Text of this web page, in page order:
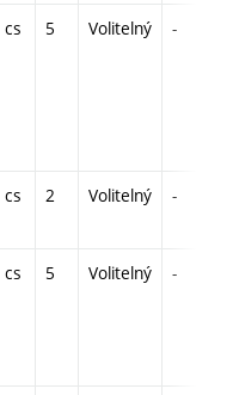
cs 5 Volitelný -
cs 2 Volitelný -
cs 5 Volitelný -